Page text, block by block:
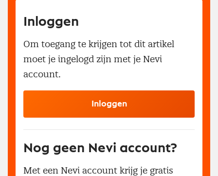
Inloggen
Om toegang te krijgen tot dit artikel
moet je ingelogd zijn met je Nevi
account.
Inloggen
Nog geen Nevi account?
Met een Nevi account krijg je gratis